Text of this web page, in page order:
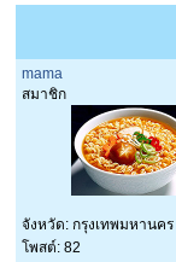
mama
สมาชิก
จังหวัด: กรุงเทพมหานคร
โพสต์: 82